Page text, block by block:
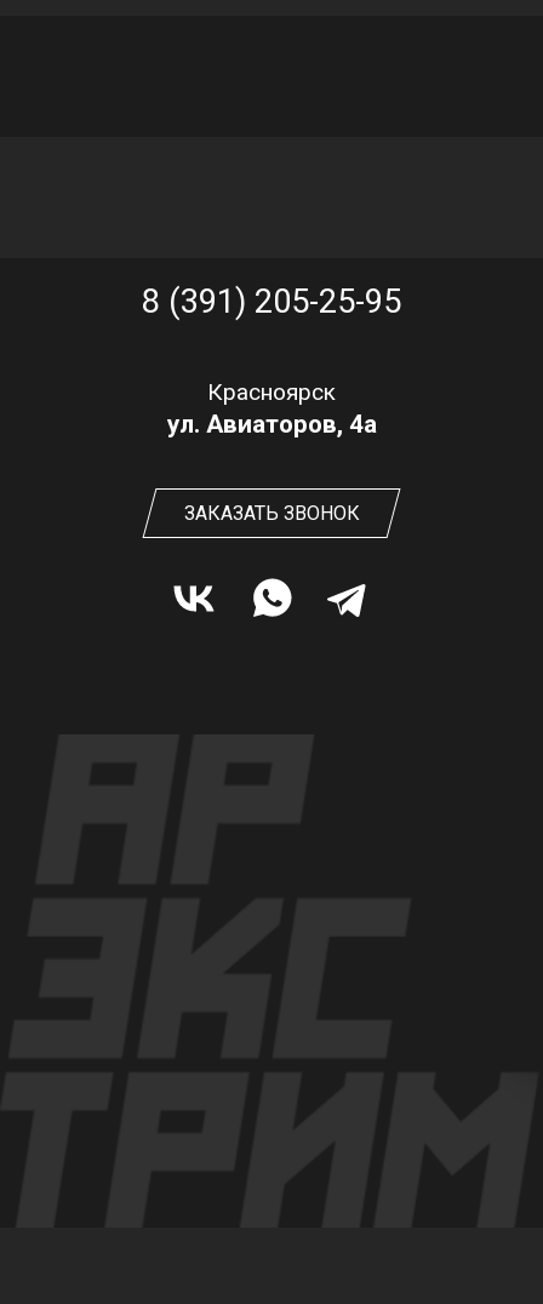
8 (391) 205-25-95
Красноярск
ул. Авиаторов, 4а
ЗАКАЗАТЬ ЗВОНОК